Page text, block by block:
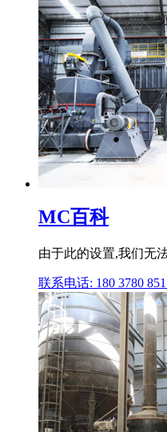
MC百科
由于此的设置,我们无
联系电话: 180 3780